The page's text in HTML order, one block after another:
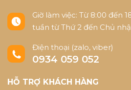
Giờ làm việc: Từ 8:00 đến
tuần từ Thứ 2 đến Chủ
Điện thoại (zalo, viber)
0934 059 052
HỖ TRỢ KHÁCH HÀNG